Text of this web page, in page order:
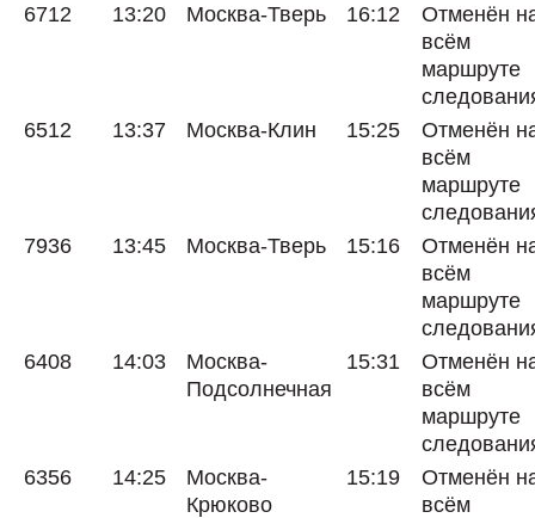
6712
13:20 Москва-Тверь 16:12
Отменён
всём
маршруте
6512
13:37 Москва-Клин 15:25
Отменён
всём
маршруте
7936
13:45 Москва-Тверь 15:16
Отменён
всём
маршруте
6408
14:03
Москва-
Подсолнечная
15:31
Отменён
всём
маршруте
6356
14:25
Москва-
Крюково
15:19
Отменён
всём